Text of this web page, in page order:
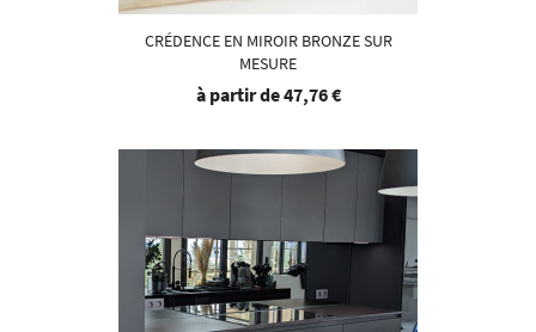
CRÉDENCE EN MIROIR BRONZE SUR
MESURE
à partir de47,76 €